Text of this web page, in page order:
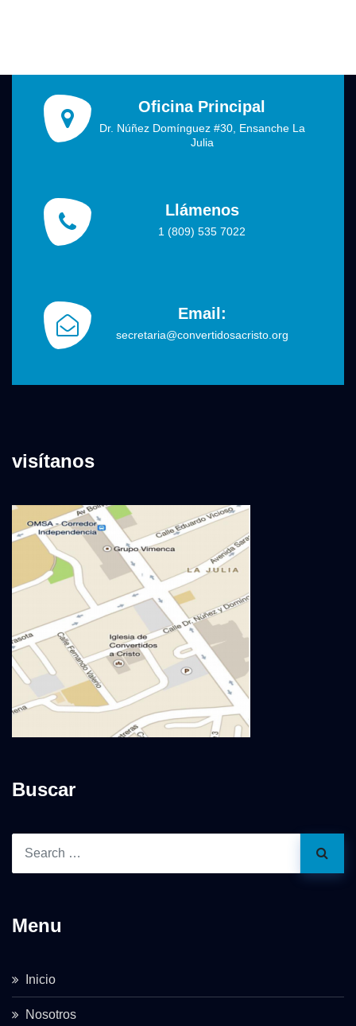
Oficina Principal
Dr. Núñez Domínguez #30, Ensanche La
Julia
Llámenos
1 (809) 535 7022
Email:
secretaria@convertidosacristo.org
visítanos
Buscar
Menu
Inicio
Nosotros